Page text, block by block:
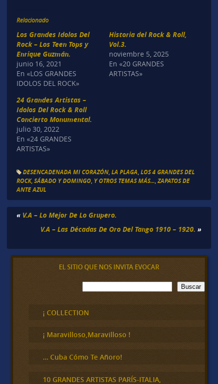
Relacionado
Los Grandes Idolos Del
Rock – Los Teen Tops y
Enrique Guzmán.
junio 16, 2021
En «LOS GRANDES
IDOLOS DEL ROCK»
Historia del Rock & Roll,
Vol.3.
noviembre 5, 2025
En «20 GRANDES
ARTISTAS»
24 Grandes Artistas –
Idolos Del Rock & Roll
Concierto Monumental.
julio 30, 2022
En «24 GRANDES
ARTISTAS»
DESENCADENADA MI CORAZÓN, LA PLAGA LOS 4 GRANDES DEL
ROCK, SÁBADO Y DOMINGO, Y OTROS TEMAS MÁS... ZAPATOS DE
ANTE AZUL
« V.A – Lo Mejor De Lo Grupero.
V.A – Las Décadas De Oro Del Tango 1910 – 1920. »
EL SITIO QUE NOS INVITA EVOCAR
B
u
c
a
Buscar
¡ COLLECTION
¡ Maravilloso,Maravilloso !
… Cuba Cómo Te Añoro!
10 GRANDES ARTISTAS PARÍS-ITALIA,